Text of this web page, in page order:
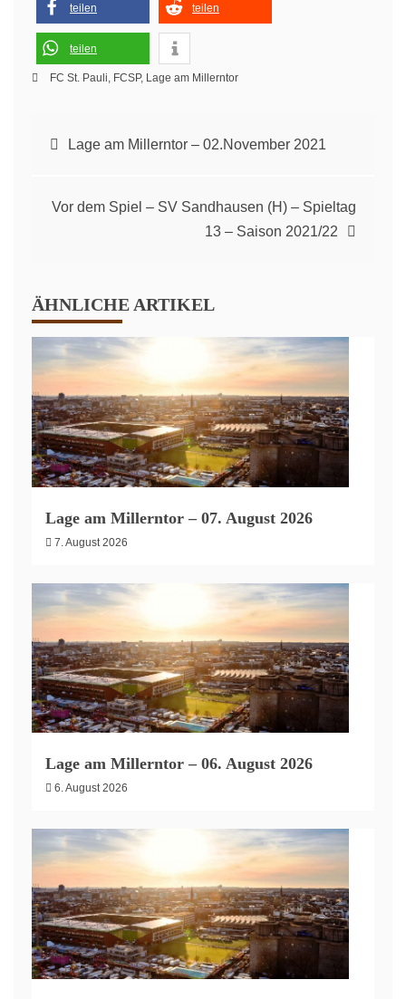
teilen teilen
teilen
FC St. Pauli, FCSP, Lage am Millerntor
Beitragsnavigation
Lage am Millerntor – 02.November 2021
Vor dem Spiel – SV Sandhausen (H) – Spieltag
13 – Saison 2021/22
ÄHNLICHE ARTIKEL
Lage am Millerntor – 07. August 2026
7. August 2026
Lage am Millerntor – 06. August 2026
6. August 2026